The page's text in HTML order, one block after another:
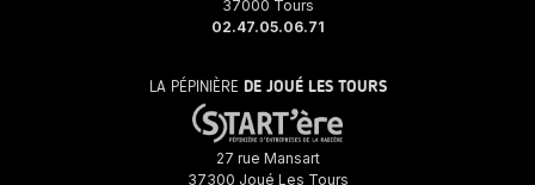
37000 Tours
02.47.05.06.71
LA PÉPINIÈRE DE JOUÉ LES TOURS
27 rue Mansart
37300 Joué Les Tours